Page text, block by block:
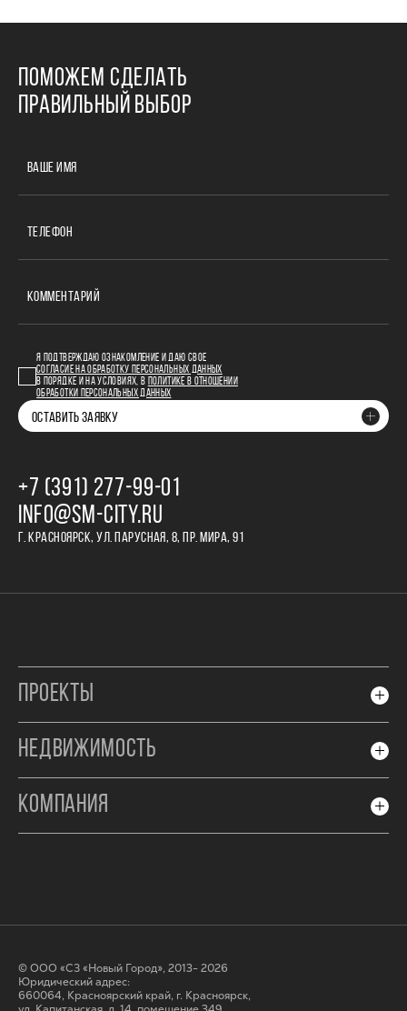
ПОМОЖЕМ СДЕЛАТЬ
ПРАВИЛЬНЫЙ ВЫБОР
ВАШЕ ИМЯ
ТЕЛЕФОН
КОММЕНТАРИЙ
Я ПОДТВЕРЖДАЮ ОЗНАКОМЛЕНИЕ И ДАЮ СВОЕ
СОГЛАСИЕ НА ОБРАБОТКУ ПЕРСОНАЛЬНЫХ ДАННЫХ
В ПОРЯДКЕ И НА УСЛОВИЯХ, В
ПОЛИТИКЕ В ОТНОШЕНИИ
ОБРАБОТКИ ПЕРСОНАЛЬНЫХ ДАННЫХ
ОСТАВИТЬ ЗАЯВКУ
+7 (391) 277‒99‒01
INFO@SM-CITY.RU
Г. КРАСНОЯРСК, УЛ. ПАРУСНАЯ, 8, ПР. МИРА, 91
ПРОЕКТЫ
НЕДВИЖИМОСТЬ
КОМПАНИЯ
© ООО «СЗ «Новый Город», 2013- 2026
Юридический адрес:
660064, Красноярский край, г. Красноярск,